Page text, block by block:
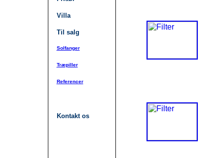
Villa
Til salg
Solfanger
Træpiller
Referencer
Kontakt os